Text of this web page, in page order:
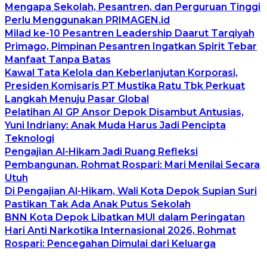
Mengapa Sekolah, Pesantren, dan Perguruan Tinggi
Perlu Menggunakan PRIMAGEN.id
Milad ke-10 Pesantren Leadership Daarut Tarqiyah
Primago, Pimpinan Pesantren Ingatkan Spirit Tebar
Manfaat Tanpa Batas
Kawal Tata Kelola dan Keberlanjutan Korporasi,
Presiden Komisaris PT Mustika Ratu Tbk Perkuat
Langkah Menuju Pasar Global
Pelatihan AI GP Ansor Depok Disambut Antusias,
Yuni Indriany: Anak Muda Harus Jadi Pencipta
Teknologi
Pengajian Al-Hikam Jadi Ruang Refleksi
Pembangunan, Rohmat Rospari: Mari Menilai Secara
Utuh
Di Pengajian Al-Hikam, Wali Kota Depok Supian Suri
Pastikan Tak Ada Anak Putus Sekolah
BNN Kota Depok Libatkan MUI dalam Peringatan
Hari Anti Narkotika Internasional 2026, Rohmat
Rospari: Pencegahan Dimulai dari Keluarga